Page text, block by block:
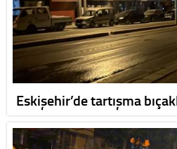
Eskişehir’de tartışma